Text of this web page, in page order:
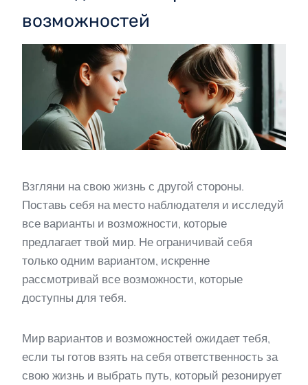
возможностей
Взгляни на свою жизнь с другой стороны.
Поставь себя на место наблюдателя и исследуй
все варианты и возможности, которые
предлагает твой мир. Не ограничивай себя
только одним вариантом, искренне
рассмотривай все возможности, которые
доступны для тебя.
Мир вариантов и возможностей ожидает тебя,
если ты готов взять на себя ответственность за
свою жизнь и выбрать путь, который резонирует